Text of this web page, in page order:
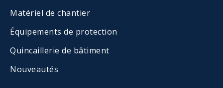
Matériel de chantier
Équipements de protection
Quincaillerie de bâtiment
Nouveautés